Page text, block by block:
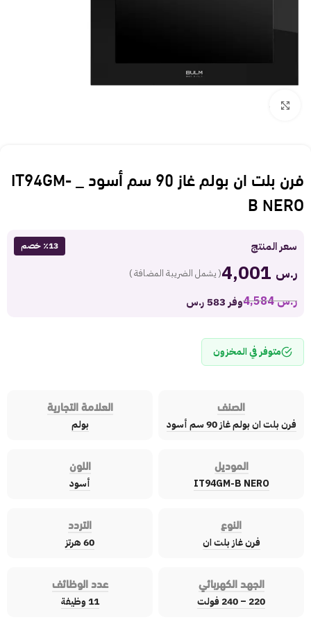
فرن بلت ان بولم غاز 90 سم أسود _ IT94GM-
B NERO
سعر المنتج ٪13 خصم
ر.س ( يشمل الضريبة المضافة )
ر.س4,584 وفر 583 ر.س
متوفر في المخزون
الصنف
فرن بلت ان بولم غاز 90 سم أسود
العلامة التجارية
بولم
الموديل
IT94GM-B NERO
اللون
أسود
النوع
فرن غاز بلت ان
التردد
60 هرتز
الجهد الكهربائي
220 – 240 فولت
عدد الوظائف
11 وظيفة